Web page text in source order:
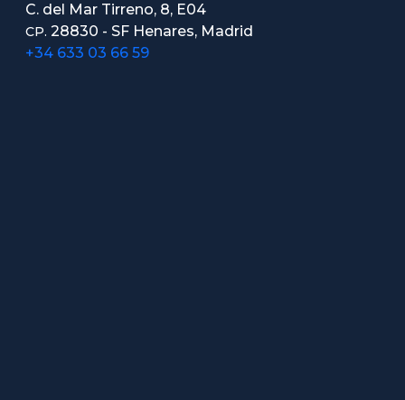
C. del Mar Tirreno, 8, E04
CP. 28830 - SF Henares, Madrid
+34 633 03 66 59